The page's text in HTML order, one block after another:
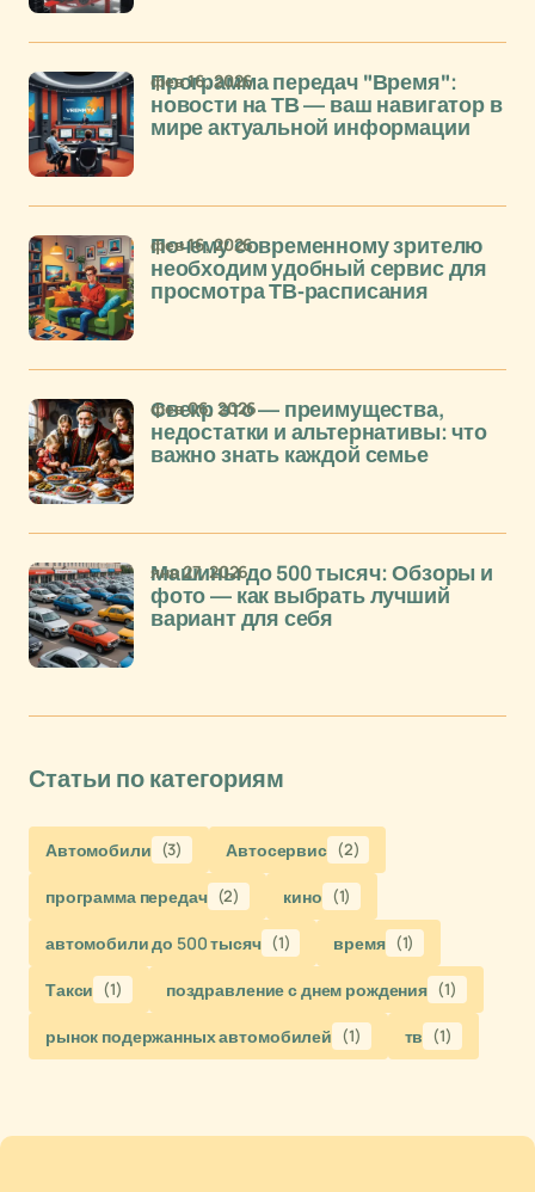
Программа передач "Время":
новости на ТВ — ваш навигатор в
мире актуальной информации
фев 16, 2026
Почему современному зрителю
необходим удобный сервис для
просмотра ТВ-расписания
фев 16, 2026
Свекр это — преимущества,
недостатки и альтернативы: что
важно знать каждой семье
фев 06, 2026
Машины до 500 тысяч: Обзоры и
фото — как выбрать лучший
вариант для себя
янв 27, 2026
Статьи по категориям
Автомобили (3) Автосервис (2)
программа передач (2) кино (1)
автомобили до 500 тысяч (1) время (1)
Такси (1) поздравление с днем рождения (1)
рынок подержанных автомобилей (1) тв (1)